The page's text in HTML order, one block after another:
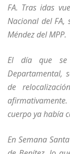
FA. Tras idas
Nacional del
Méndez del MPP.
El día que se
Departamental,
de
cuerpo ya había
En Semana